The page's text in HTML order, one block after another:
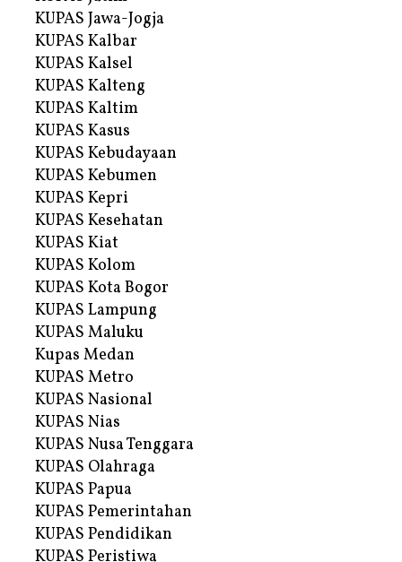
KUPAS Jawa-Jogja
KUPAS Kalbar
KUPAS Kalsel
KUPAS Kalteng
KUPAS Kaltim
KUPAS Kasus
KUPAS Kebudayaan
KUPAS Kebumen
KUPAS Kepri
KUPAS Kesehatan
KUPAS Kiat
KUPAS Kolom
KUPAS Kota Bogor
KUPAS Lampung
KUPAS Maluku
Kupas Medan
KUPAS Metro
KUPAS Nasional
KUPAS Nias
KUPAS Nusa Tenggara
KUPAS Olahraga
KUPAS Papua
KUPAS Pemerintahan
KUPAS Pendidikan
KUPAS Peristiwa